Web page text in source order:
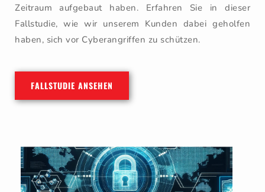
Zeitraum aufgebaut haben. Erfahren Sie in dieser
Fallstudie, wie wir unserem Kunden dabei geholfen
haben, sich vor Cyberangriffen zu schützen.
FALLSTUDIE ANSEHEN